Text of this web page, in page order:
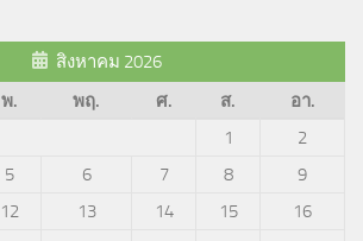
สิงหาคม 2026
พ. พฤ. ศ. ส.
อา.
1
2
5 6 7 8
9
12 13 14 15
16